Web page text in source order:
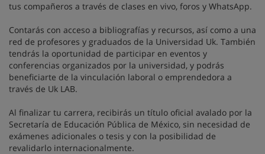
tus compañeros a través de clases en vivo, foros y WhatsApp.
Contarás con acceso a bibliografías y recursos, así como a una
red de profesores y graduados de la Universidad Uk. También
tendrás la oportunidad de participar en eventos y
conferencias organizados por la universidad, y podrás
beneficiarte de la vinculación laboral o emprendedora a
través de Uk LAB.
Al finalizar tu carrera, recibirás un título oficial avalado por la
Secretaría de Educación Pública de México, sin necesidad de
exámenes adicionales o tesis y con la posibilidad de
revalidarlo internacionalmente.